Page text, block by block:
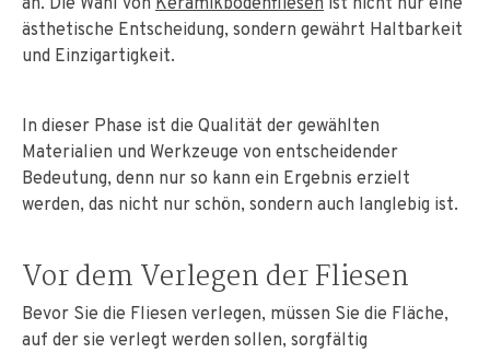
ästhetische Entscheidung, sondern gewährt Haltbarkeit
und Einzigartigkeit.
In dieser Phase ist die Qualität der gewählten
Materialien und Werkzeuge von entscheidender
Bedeutung, denn nur so kann ein Ergebnis erzielt
werden, das nicht nur schön, sondern auch langlebig ist.
Vor dem Verlegen der Fliesen
Bevor Sie die Fliesen verlegen, müssen Sie die Fläche,
auf der sie verlegt werden sollen, sorgfältig